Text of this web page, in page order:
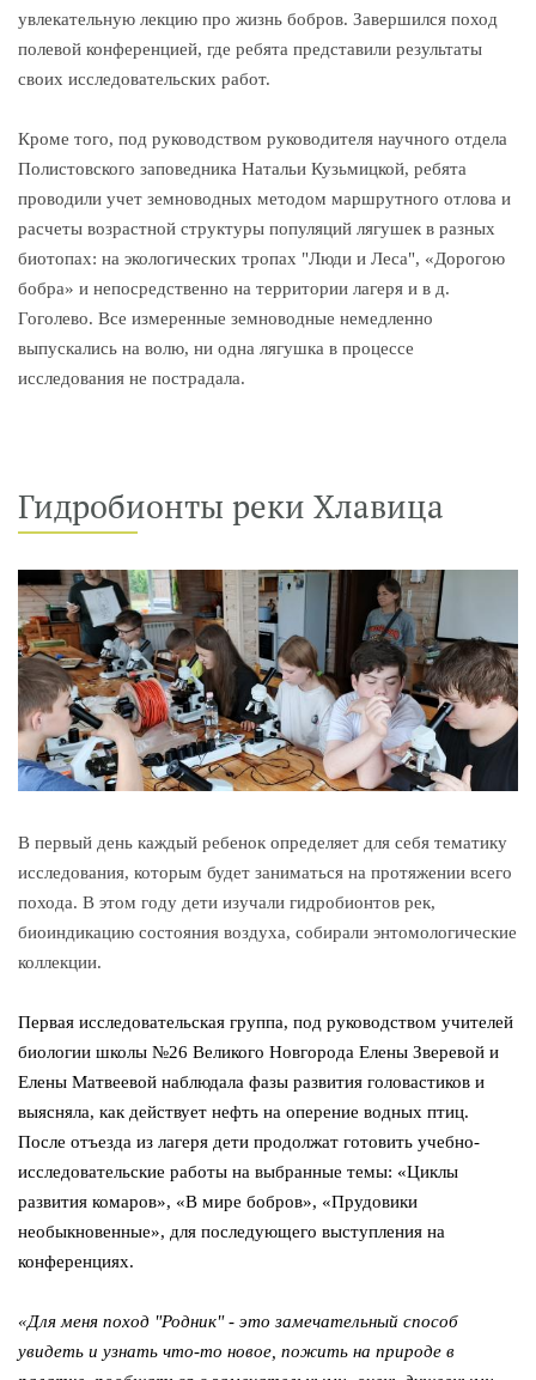
увлекательную лекцию про жизнь бобров. Завершился поход
полевой конференцией, где ребята представили результаты
своих исследовательских работ.
Кроме того, под руководством руководителя научного отдела
Полистовского заповедника Натальи Кузьмицкой, ребята
проводили учет земноводных методом маршрутного отлова и
расчеты возрастной структуры популяций лягушек в разных
биотопах: на экологических тропах "Люди и Леса", «Дорогою
бобра» и непосредственно на территории лагеря и в д.
Гоголево. Все измеренные земноводные немедленно
выпускались на волю, ни одна лягушка в процессе
исследования не пострадала.
Гидробионты реки Хлавица
В первый день каждый ребенок определяет для себя тематику
исследования, которым будет заниматься на протяжении всего
похода. В этом году дети изучали гидробионтов рек,
биоиндикацию состояния воздуха, собирали энтомологические
коллекции.
Первая исследовательская группа, под руководством учителей
биологии школы №26 Великого Новгорода Елены Зверевой и
Елены Матвеевой наблюдала фазы развития головастиков и
выясняла, как действует нефть на оперение водных птиц.
После отъезда из лагеря дети продолжат готовить учебно-
исследовательские работы на выбранные темы: «Циклы
развития комаров», «В мире бобров», «Прудовики
необыкновенные», для последующего выступления на
конференциях.
«Для меня поход "Родник" - это замечательный способ
увидеть и узнать что-то новое, пожить на природе в